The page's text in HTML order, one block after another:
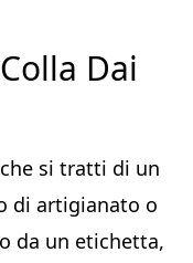
Dai
si tratti di un
di artigianato o
da un etichetta,